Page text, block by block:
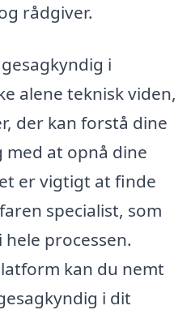
rådgiver.
i
alene teknisk viden,
der kan forstå dine
at opnå dine
er vigtigt at finde
specialist, som
processen.
kan du nemt
i dit